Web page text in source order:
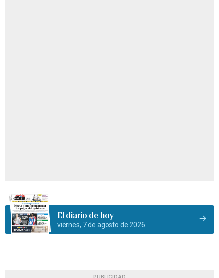
El diario de hoy
viernes, 7 de agosto de 2026
PUBLICIDAD